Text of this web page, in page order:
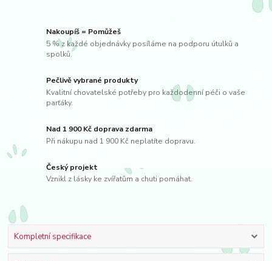
Nakoupíš = Pomůžeš
5 % z každé objednávky posíláme na podporu útulků a
spolků.
Pečlivě vybrané produkty
Kvalitní chovatelské potřeby pro každodenní péči o vaše
parťáky.
Nad 1 900 Kč doprava zdarma
Při nákupu nad 1 900 Kč neplatíte dopravu.
Český projekt
Vznikl z lásky ke zvířatům a chuti pomáhat.
Kompletní specifikace